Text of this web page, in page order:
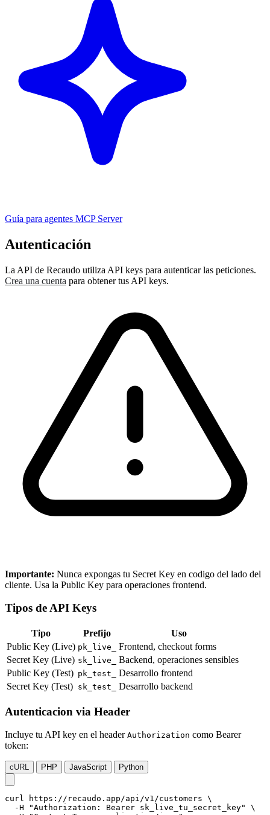
Guía para agentes MCP Server
Autenticación
La API de Recaudo utiliza API keys para autenticar las peticiones.
Crea una cuenta para obtener tus API keys.
Importante: Nunca expongas tu Secret Key en codigo del lado del
cliente. Usa la Public Key para operaciones frontend.
Tipos de API Keys
Tipo Prefijo
Uso
Public Key (Live) pk_live_
Frontend, checkout forms
Secret Key (Live) sk_live_
Backend, operaciones sensibles
Public Key (Test) pk_test_
Desarrollo frontend
Secret Key (Test) sk_test_ Desarrollo backend
Autenticacion via Header
Incluye tu API key en el header Authorization como Bearer
token:
cURL PHP JavaScript Python
curl https://recaudo.app/api/v1/customers \
  -H "Authorization: Bearer sk_live_tu_secret_key" \